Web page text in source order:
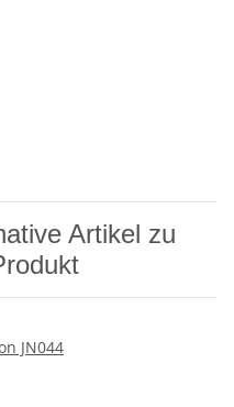
Artikel zu